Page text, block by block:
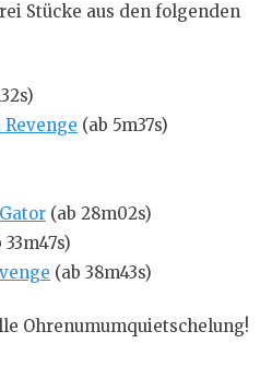
Stücke aus den folgenden
Revenge (ab 5m37s)
(ab 28m02s)
33m47s)
(ab 38m43s)
Ohrenumumquietschelung!